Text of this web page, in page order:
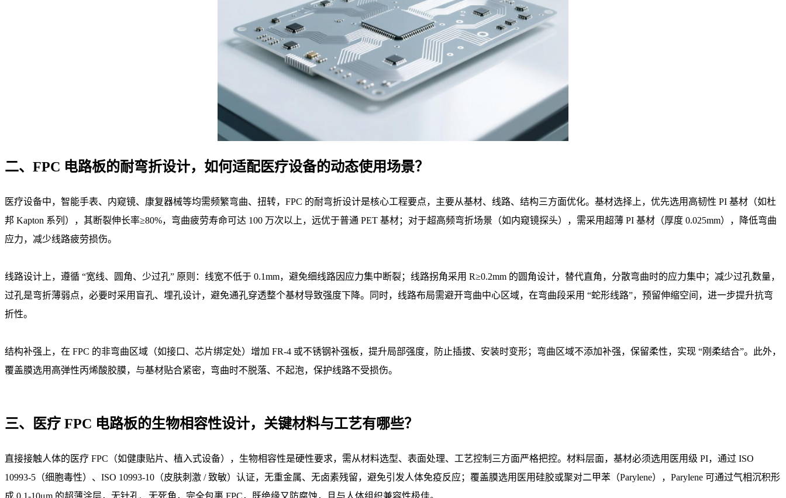
二、FPC 电路板的耐弯折设计，如何适配医疗设备的动态使用场景？
医疗设备中，智能手表、内窥镜、康复器械等均需频繁弯曲、扭转，FPC 的耐弯折设计是核心工程要点，主要从基材、线路、结构三方面优化。基材选择上，优先选用高韧性 PI 基材（如杜
邦 Kapton 系列），其断裂伸长率≥80%，弯曲疲劳寿命可达 100 万次以上，远优于普通 PET 基材；对于超高频弯折场景（如内窥镜探头），需采用超薄 PI 基材（厚度 0.025mm），降低弯曲
应力，减少线路疲劳损伤。
线路设计上，遵循 “宽线、圆角、少过孔” 原则：线宽不低于 0.1mm，避免细线路因应力集中断裂；线路拐角采用 R≥0.2mm 的圆角设计，替代直角，分散弯曲时的应力集中；减少过孔数量，
过孔是弯折薄弱点，必要时采用盲孔、埋孔设计，避免通孔穿透整个基材导致强度下降。同时，线路布局需避开弯曲中心区域，在弯曲段采用 “蛇形线路”，预留伸缩空间，进一步提升抗弯
折性。
结构补强上，在 FPC 的非弯曲区域（如接口、芯片绑定处）增加 FR-4 或不锈钢补强板，提升局部强度，防止插拔、安装时变形；弯曲区域不添加补强，保留柔性，实现 “刚柔结合”。此外，
覆盖膜选用高弹性丙烯酸胶膜，与基材贴合紧密，弯曲时不脱落、不起泡，保护线路不受损伤。
三、医疗 FPC 电路板的生物相容性设计，关键材料与工艺有哪些？
直接接触人体的医疗 FPC（如健康贴片、植入式设备），生物相容性是硬性要求，需从材料选型、表面处理、工艺控制三方面严格把控。材料层面，基材必须选用医用级 PI，通过 ISO
10993-5（细胞毒性）、ISO 10993-10（皮肤刺激 / 致敏）认证，无重金属、无卤素残留，避免引发人体免疫反应；覆盖膜选用医用硅胶或聚对二甲苯（Parylene），Parylene 可通过气相沉积形